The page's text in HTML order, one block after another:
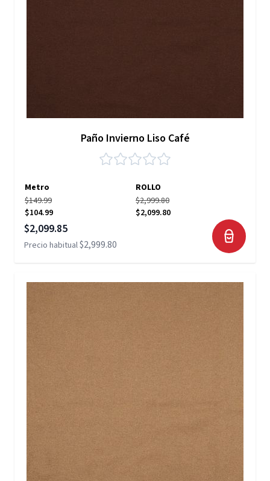
Paño Invierno Liso Café
Metro
ROLLO
$149.99
$104.99
$2,999.80
$2,099.80
Precio especial
$2,099.85
Precio habitual$2,999.80